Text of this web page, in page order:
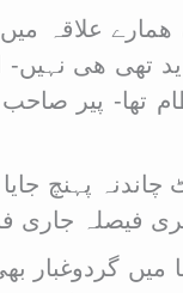
ھمارے علاقہ
ھی نہیں-
تھا- پیر
پہنچ
فیصلہ جاری
گردوغبار